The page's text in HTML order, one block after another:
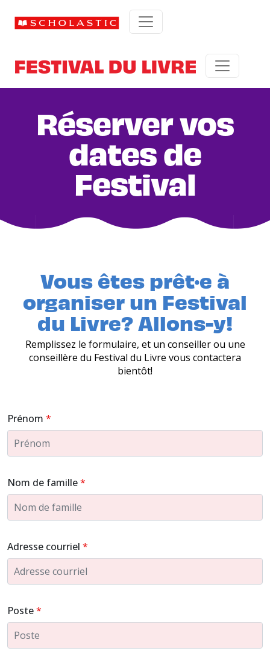
Réserver vos
dates de
Festival
Vous êtes prêt·e à
organiser un Festival
du Livre? Allons-y!
Remplissez le formulaire, et un conseiller ou une
conseillère du Festival du Livre vous contactera
bientôt!
Prénom
Nom de famille
Adresse courriel
Poste